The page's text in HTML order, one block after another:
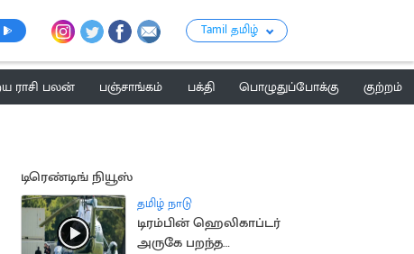
Tamil தமிழ்
ராசி பலன் பஞ்சாங்கம் பக்தி பொழுதுப்போக்கு
குற்றம்
டிரெண்டிங் நியூஸ்
தமிழ் நாடு
டிரம்பின் ஹெலிகாப்டர்
அருகே பறந்த